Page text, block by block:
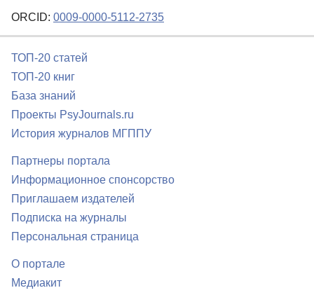
ORCID: 0009-0000-5112-2735
ТОП-20 статей
ТОП-20 книг
База знаний
Проекты PsyJournals.ru
История журналов МГППУ
Партнеры портала
Информационное спонсорство
Приглашаем издателей
Подписка на журналы
Персональная страница
О портале
Медиакит